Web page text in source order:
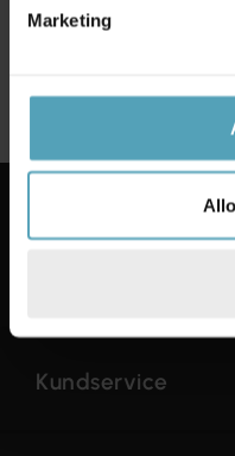
MarketingKUNDTJÄNST
Chatt öppen vardagar kl.
Kundservice